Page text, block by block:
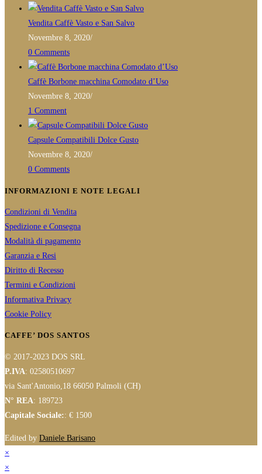
application
Vendita Caffè Vasto e San Salvo
Novembre 8, 2020/
0 Comments
Caffè Borbone macchina Comodato d’Uso
Novembre 8, 2020/
1 Comment
Capsule Compatibili Dolce Gusto
Novembre 8, 2020/
0 Comments
INFORMAZIONI E NOTE LEGALI
Condizioni di Vendita
Spedizione e Consegna
Modalità di pagamento
Garanzia e Resi
Diritto di Recesso
Termini e Condizioni
Informativa Privacy
Cookie Policy
CAFFE’ DOS SANTOS
© 2017-2023 DOS SRL
P.IVA: 02580510697
via Sant'Antonio,18 66050 Palmoli (CH)
N° REA: 189723
Capitale Sociale:: € 1500
Edited by Daniele Barisano
×
×